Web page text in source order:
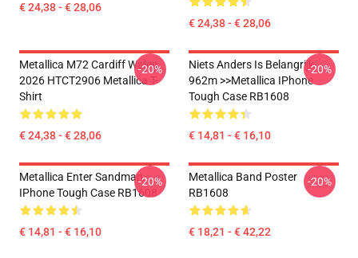
€ 24,38 - € 28,06
€ 24,38 - € 28,06
Metallica M72 Cardiff Wales
2026 HTCT2906 Metallica T-
Shirt
€ 24,38 - € 28,06
-20%
Niets Anders Is Belangrijk
962m >>metallica IPhone
Tough Case RB1608
€ 14,81 - € 16,10
-20%
Metallica Enter Sandman
IPhone Tough Case RB1608
€ 14,81 - € 16,10
-20%
Metallica Band Poster
RB1608
€ 18,21 - € 42,22
-20%